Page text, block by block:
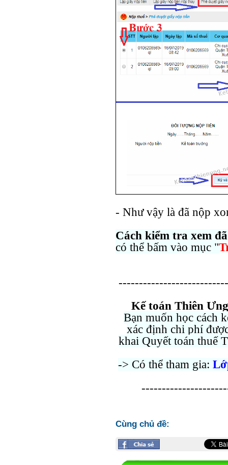
- Như vậy là đã nộp
Cách kiểm tra xem
có thể bấm vào mục "
Kế toán Thiên
Bạn muốn học cách
xác định chi phí
khai Quyết toán thuế
-> Có thể tham gia:
Cùng chủ đề: